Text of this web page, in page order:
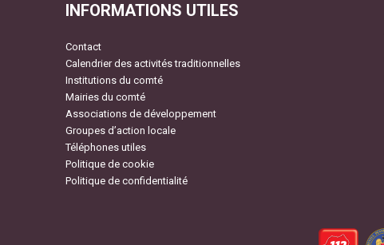
INFORMATIONS UTILES
Contact
Calendrier des activités traditionnelles
Institutions du comté
Mairies du comté
Associations de développement
Groupes d’action locale
Téléphones utiles
Politique de cookie
Politique de confidentialité